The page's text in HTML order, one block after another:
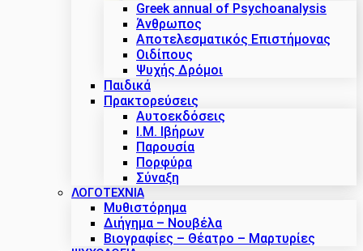
Greek annual of Psychoanalysis
Άνθρωπος
Αποτελεσματικός Επιστήμονας
Οιδίπους
Ψυχής Δρόμοι
Παιδικά
Πρακτoρεύσεις
Αυτοεκδόσεις
Ι.Μ. Ιβήρων
Παρουσία
Πορφύρα
Σύναξη
ΛΟΓΟΤΕΧΝΙΑ
Μυθιστόρημα
Διήγημα – Νουβέλα
Βιογραφίες – Θέατρο – Μαρτυρίες